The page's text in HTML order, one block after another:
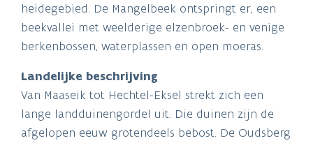
heidegebied. De Mangelbeek ontspringt er, een
beekvallei met weelderige elzenbroek- en venige
berkenbossen, waterplassen en open moeras.
Landelijke beschrijving
Van Maaseik tot Hechtel-Eksel strekt zich een
lange landduinengordel uit. Die duinen zijn de
afgelopen eeuw grotendeels bebost. De Oudsberg